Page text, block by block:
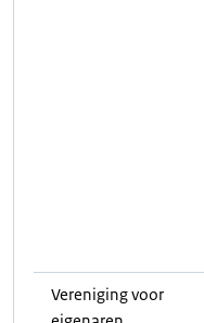
Vereniging voor